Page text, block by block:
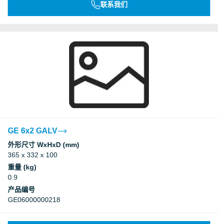
联系我们
GE 6x2 GALV
外形尺寸 WxHxD (mm)
365 x 332 x 100
重量 (kg)
0.9
产品编号
GE06000000218